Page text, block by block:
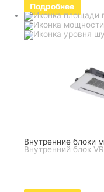
Подробнее
Внутренние блоки
Внутренний блок